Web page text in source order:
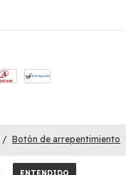
/ Botón de arrepentimiento